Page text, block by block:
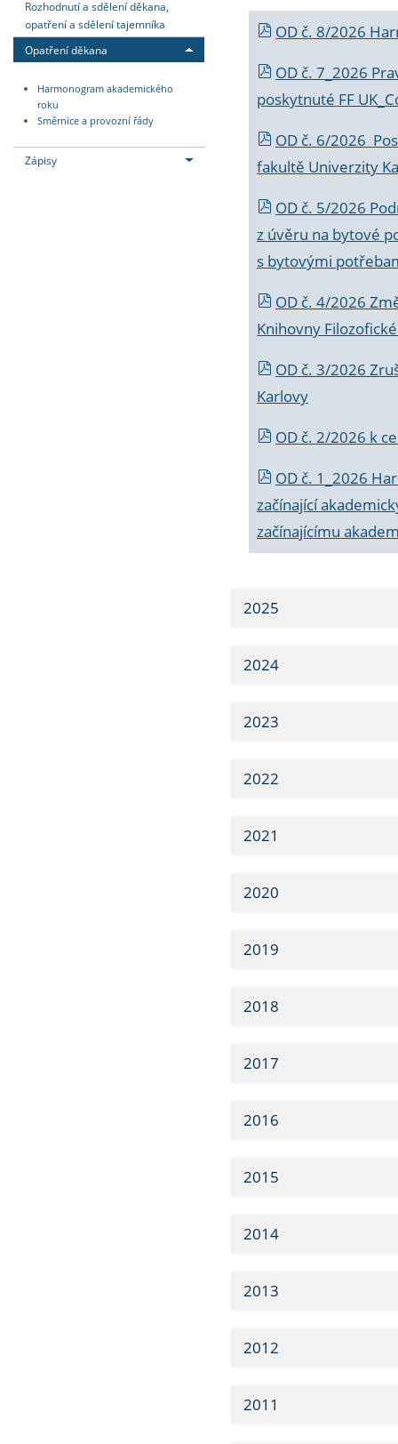
Rozhodnutí a sdělení děkana,
opatření a sdělení tajemníka
Opatření děkana
Harmonogram akademického
roku
Směrnice a provozní řády
Zápisy
OD č. 8/2026
OD č. 7_2026
poskytnuté FF
OD č. 6/2026
fakultě Univerzity
OD č. 5/2026
z úvěru na bytové
s bytovými
OD č. 4/2026
Knihovny
OD č. 3/2026
Karlovy
OD č. 2/2026 k
OD č. 1_2026
začínající
začínajícímu
2025
2024
2023
2022
2021
2020
2019
2018
2017
2016
2015
2014
2013
2012
2011